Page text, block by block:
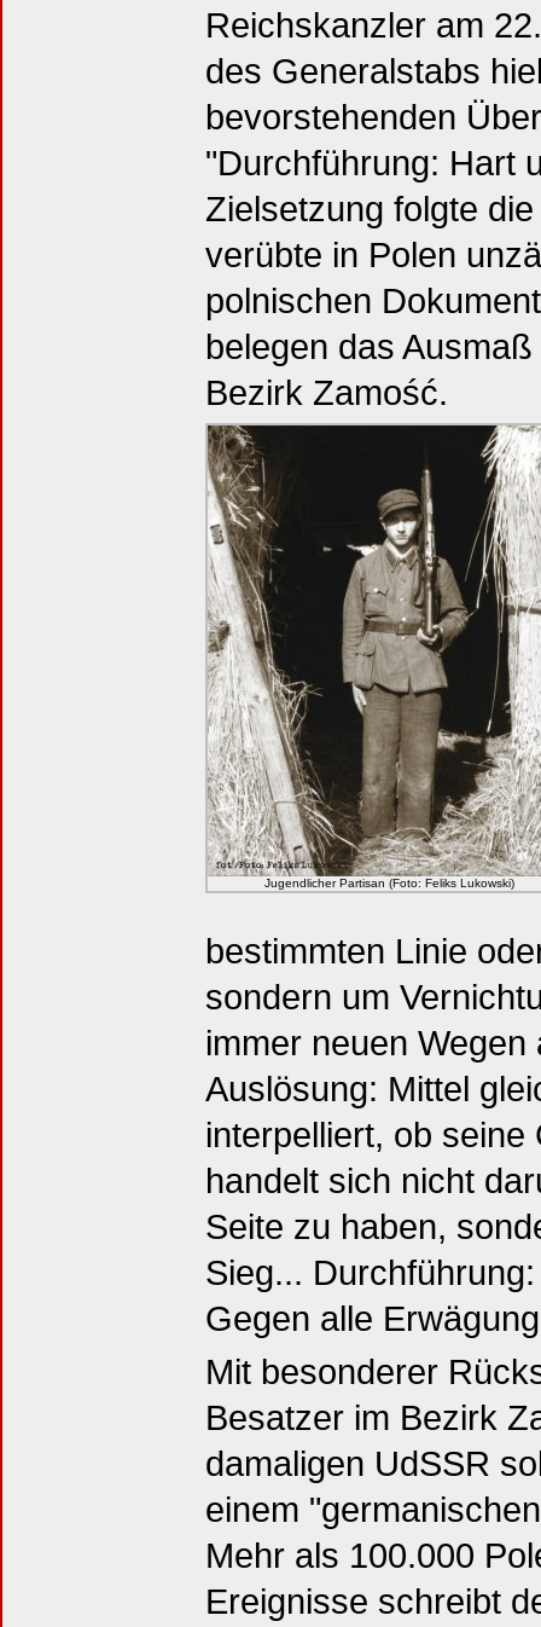
Reichskanzler am
des Generalstabs
bevorstehenden
"Durchführung: Hart
Zielsetzung folgte
verübte in Polen
polnischen
belegen das
Bezirk Zamość.
Jugendlicher Partisan (Foto: Feliks Lukowski)
bestimmten Linie
sondern um
immer neuen
Auslösung: Mittel
interpelliert, ob
handelt sich nicht
Seite zu haben,
Sieg...
Gegen alle
Mit besonderer
Besatzer im Bezirk
damaligen UdSSR
einem
Mehr als 100.000
Ereignisse schreibt